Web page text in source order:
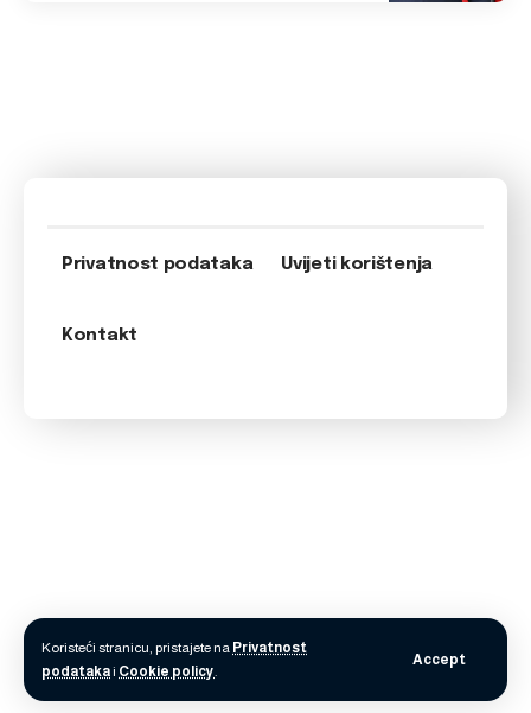
Koristeći stranicu, pristajete na Privatnost
podatakai Cookie policy.
Accept
Privatnost podataka Uvijeti korištenja
Kontakt